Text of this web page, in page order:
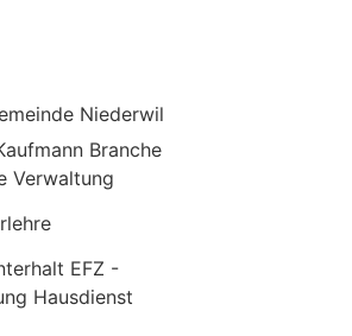
Niederwil
Branche
Verwaltung
EFZ -
Hausdienst